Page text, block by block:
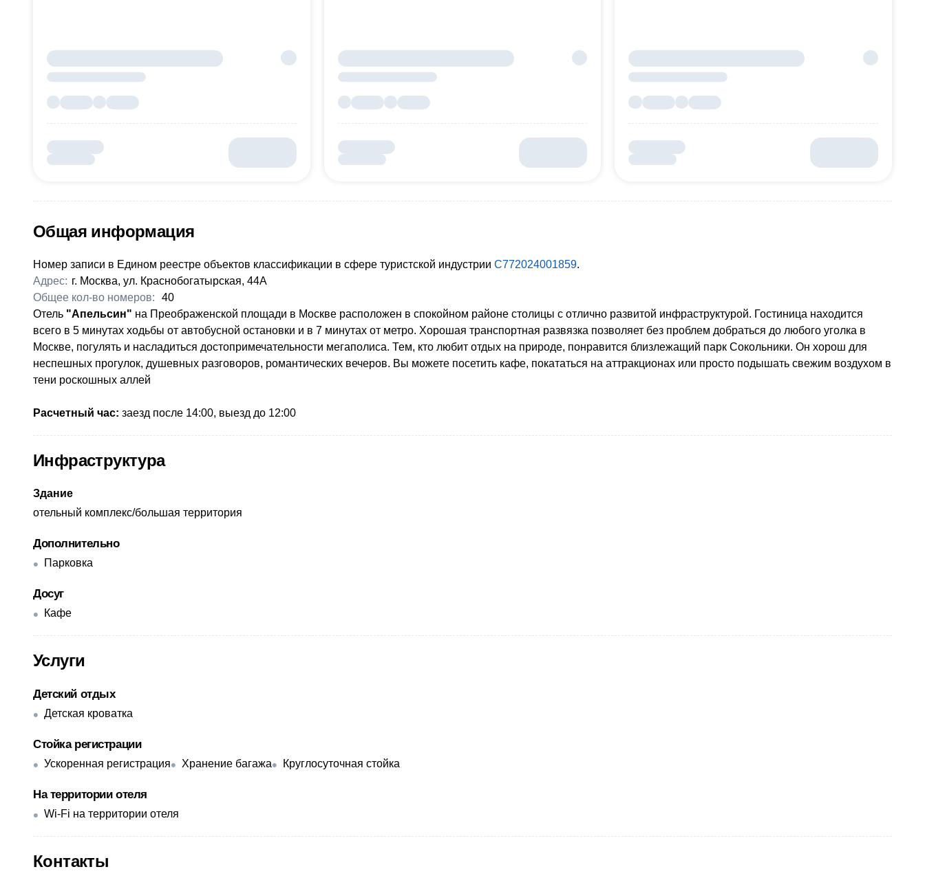
Общая информация
Номер записи в Едином реестре объектов классификации в сфере туристской индустрии С772024001859.
Адрес: г. Москва, ул. Краснобогатырская, 44А
Общее кол-во номеров:
40
​Отель "Апельсин" на Преображенской площади в Москве расположен в спокойном районе столицы с отлично развитой инфраструктурой. Гостиница находится
всего в 5 минутах ходьбы от автобусной остановки и в 7 минутах от метро. Хорошая транспортная развязка позволяет без проблем добраться до любого уголка в
Москве, погулять и насладиться достопримечательности мегаполиса. Тем, кто любит отдых на природе, понравится близлежащий парк Сокольники. Он хорош для
неспешных прогулок, душевных разговоров, романтических вечеров. Вы можете посетить кафе, покататься на аттракционах или просто подышать свежим воздухом в
тени роскошных аллей
Расчетный час: заезд после 14:00, выезд до 12:00
Инфраструктура
Здание
отельный комплекс/большая территория
Дополнительно
Парковка
Досуг
Кафе
Услуги
Детский отдых
Детская кроватка
Стойка регистрации
Ускоренная регистрация Хранение багажа Круглосуточная стойка
На территории отеля
Wi-Fi на территории отеля
Контакты